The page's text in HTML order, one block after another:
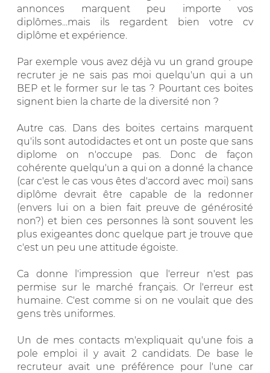
annonces marquent peu importe vos
diplômes...mais ils regardent bien votre cv
diplôme et expérience.
Par exemple vous avez déjà vu un grand groupe
recruter je ne sais pas moi quelqu'un qui a un
BEP et le former sur le tas ? Pourtant ces boites
signent bien la charte de la diversité non ?
Autre cas. Dans des boites certains marquent
qu'ils sont autodidactes et ont un poste que sans
diplome on n'occupe pas. Donc de façon
cohérente quelqu'un a qui on a donné la chance
(car c'est le cas vous êtes d'accord avec moi) sans
diplôme devrait être capable de la redonner
(envers lui on a bien fait preuve de générosité
non?) et bien ces personnes là sont souvent les
plus exigeantes donc quelque part je trouve que
c'est un peu une attitude égoiste.
Ca donne l'impression que l'erreur n'est pas
permise sur le marché français. Or l'erreur est
humaine. C'est comme si on ne voulait que des
gens très uniformes.
Un de mes contacts m'expliquait qu'une fois a
pole emploi il y avait 2 candidats. De base le
recruteur avait une préférence pour l'une car